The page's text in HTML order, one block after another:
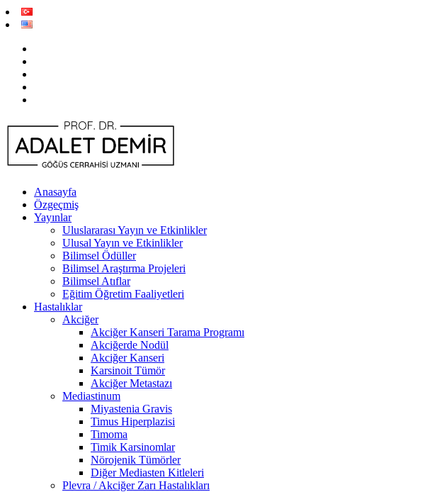
Anasayfa
Özgeçmiş
Yayınlar
Uluslararası Yayın ve Etkinlikler
Ulusal Yayın ve Etkinlikler
Bilimsel Ödüller
Bilimsel Araştırma Projeleri
Bilimsel Atıflar
Eğitim Öğretim Faaliyetleri
Hastalıklar
Akciğer
Akciğer Kanseri Tarama Programı
Akciğerde Nodül
Akciğer Kanseri
Karsinoit Tümör
Akciğer Metastazı
Mediastinum
Miyastenia Gravis
Timus Hiperplazisi
Timoma
Timik Karsinomlar
Nörojenik Tümörler
Diğer Mediasten Kitleleri
Plevra / Akciğer Zarı Hastalıkları